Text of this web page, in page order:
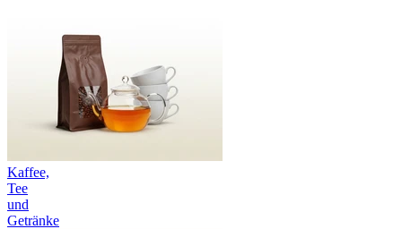
Kaffee,
Tee
und
Getränke